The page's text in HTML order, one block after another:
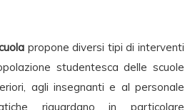
propone diversi tipi di interventi
studentesca delle scuole
agli insegnanti e al personale
riguardano in particolare